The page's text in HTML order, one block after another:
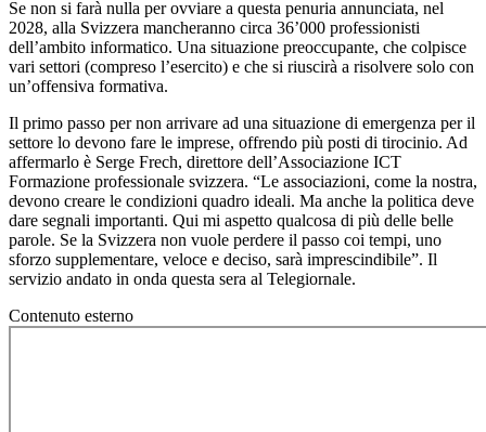
Se non si farà nulla per ovviare a questa penuria annunciata, nel
2028, alla Svizzera mancheranno circa 36’000 professionisti
dell’ambito informatico. Una situazione preoccupante, che colpisce
vari settori (compreso l’esercito) e che si riuscirà a risolvere solo con
un’offensiva formativa.
Il primo passo per non arrivare ad una situazione di emergenza per il
settore lo devono fare le imprese, offrendo più posti di tirocinio. Ad
affermarlo è Serge Frech, direttore dell’Associazione ICT
Formazione professionale svizzera. “Le associazioni, come la nostra,
devono creare le condizioni quadro ideali. Ma anche la politica deve
dare segnali importanti. Qui mi aspetto qualcosa di più delle belle
parole. Se la Svizzera non vuole perdere il passo coi tempi, uno
sforzo supplementare, veloce e deciso, sarà imprescindibile”. Il
servizio andato in onda questa sera al Telegiornale.
Contenuto esterno